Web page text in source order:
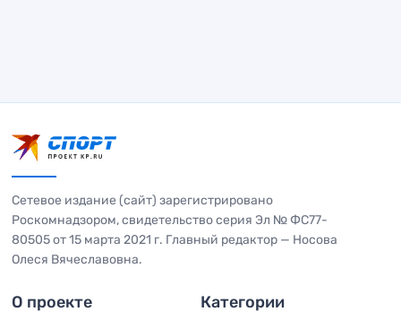
Сетевое издание (сайт) зарегистрировано
Роскомнадзором, свидетельство серия Эл № ФС77-
80505 от 15 марта 2021 г. Главный редактор — Носова
Олеся Вячеславовна.
О проекте Категории